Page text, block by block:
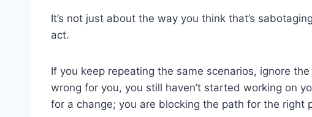
It’s not just about the way you think that’s
act.
If you keep repeating the same scenarios, ignore
wrong for you, you still haven’t started working on
for a change; you are blocking the path for the right